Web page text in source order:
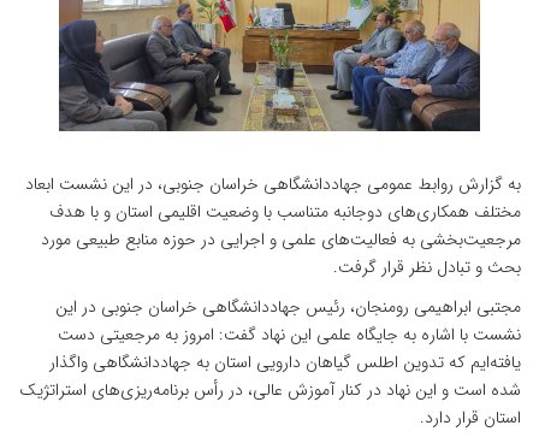
به گزارش روابط عمومی جهاددانشگاهی خراسان جنوبی، در این نشست ابعاد
مختلف همکاری‌های دوجانبه متناسب با وضعیت اقلیمی استان و با هدف
مرجعیت‌بخشی به فعالیت‌های علمی و اجرایی در حوزه منابع طبیعی مورد
بحث و تبادل نظر قرار گرفت.
مجتبی ابراهیمی رومنجان، رئیس جهاددانشگاهی خراسان جنوبی در این
نشست با اشاره به جایگاه علمی این نهاد گفت: امروز به مرجعیتی دست
یافته‌ایم که تدوین اطلس گیاهان دارویی استان به جهاددانشگاهی واگذار
شده است و این نهاد در کنار آموزش عالی، در رأس برنامه‌ریزی‌های استراتژیک
استان قرار دارد.